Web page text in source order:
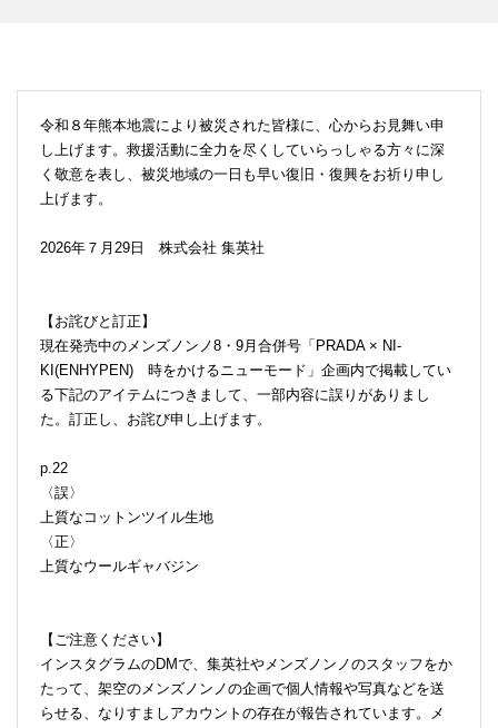
令和８年熊本地震により被災された皆様に、心からお見舞い申
し上げます。救援活動に全力を尽くしていらっしゃる方々に深
く敬意を表し、被災地域の一日も早い復旧・復興をお祈り申し
上げます。
2026年７月29日 株式会社 集英社
【お詫びと訂正】
現在発売中のメンズノンノ8・9月合併号「PRADA × NI-
KI(ENHYPEN) 時をかけるニューモード」企画内で掲載してい
る下記のアイテムにつきまして、一部内容に誤りがありまし
た。訂正し、お詫び申し上げます。
p.22
〈誤〉
上質なコットンツイル生地
〈正〉
上質なウールギャバジン
【ご注意ください】
インスタグラムのDMで、集英社やメンズノンノのスタッフをか
たって、架空のメンズノンノの企画で個人情報や写真などを送
らせる、なりすましアカウントの存在が報告されています。メ